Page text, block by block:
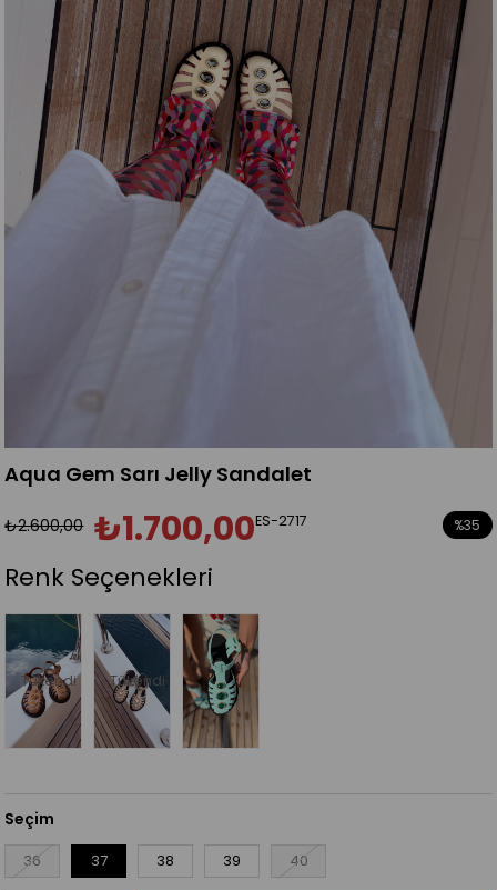
Aqua Gem Sarı Jelly Sandalet
₺2.600,00 ₺1.700,00 %35
ES-2717
Renk Seçenekleri
Tükendi Tükendi
Seçim
36 37 38 39 40